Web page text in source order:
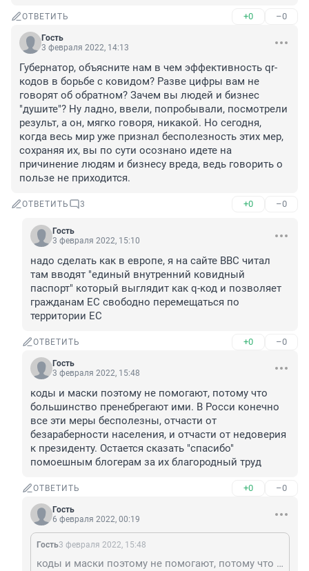
ОТВЕТИТЬ +0 –0
Гость
3 февраля 2022, 14:13
Губернатор, объясните нам в чем эффективность qr-
кодов в борьбе с ковидом? Разве цифры вам не
говорят об обратном? Зачем вы людей и бизнес
"душите"? Ну ладно, ввели, попробывали, посмотрели
результ, а он, мягко говоря, никакой. Но сегодня,
когда весь мир уже признал бесполезность этих мер,
сохраняя их, вы по сути осознано идете на
причинение людям и бизнесу вреда, ведь говорить о
пользе не приходится.
ОТВЕТИТЬ 3 +0 –0
Гость
3 февраля 2022, 15:10
надо сделать как в европе, я на сайте BBC читал
там вводят "единый внутренний ковидный
паспорт" который выглядит как q-код и позволяет
гражданам ЕС свободно перемещаться по
территории ЕС
ОТВЕТИТЬ +0 –0
Гость
3 февраля 2022, 15:48
коды и маски поэтому не помогают, потому что
большинство пренебрегают ими. В Росси конечно
все эти меры бесполезны, отчасти от
безараберности населения, и отчасти от недоверия
к президенту. Остается сказать "спасибо"
помоешным блогерам за их благородный труд
ОТВЕТИТЬ +0 –0
Гость
6 февраля 2022, 00:19
Гость3 февраля 2022, 15:48
коды и маски поэтому не помогают, потому что большинство пренебрегают ими. В Росси конечно все эти меры бесполезны, отчасти от безараберности населения, и отчасти от недоверия к президенту. Остается сказать "спасибо" помоешным блогерам за их благородный труд